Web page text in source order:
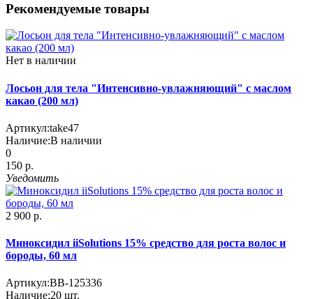
Рекомендуемые товары
Нет в наличии
Лосьон для тела "Интенсивно-увлажняющий" с маслом
какао (200 мл)
Артикул:take47
Наличие:В наличии
0
150 р.
Уведомить
2 900 р.
Миноксидил iiSolutions 15% средство для роста волос и
бороды, 60 мл
Артикул:BB-125336
Наличие:20 шт.